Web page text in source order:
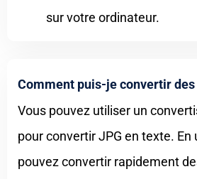
sur votre ordinateur.
Comment puis-je convertir des
Vous pouvez utiliser un
pour convertir JPG en texte. En
pouvez convertir rapidement